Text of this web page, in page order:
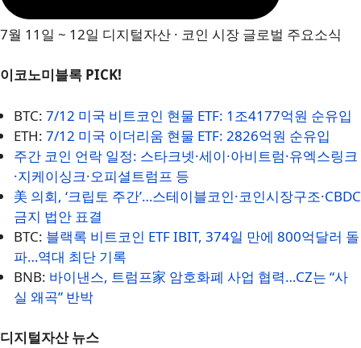
7월 11일 ~ 12일 디지털자산 · 코인 시장 글로벌 주요소식
이코노미블록 PICK!
BTC: 7/12 미국 비트코인 현물 ETF: 1조4177억원 순유입
ETH: 7/12 미국 이더리움 현물 ETF: 2826억원 순유입
주간 코인 언락 일정: 스타크넷·세이·아비트럼·유엑스링크
·지케이싱크·오피셜트럼프 등
美 의회, ‘크립토 주간’…스테이블코인·코인시장구조·CBDC
금지 법안 표결
BTC: 블랙록 비트코인 ETF IBIT, 374일 만에 800억달러 돌
파…역대 최단 기록
BNB: 바이낸스, 트럼프家 암호화폐 사업 협력…CZ는 “사
실 왜곡” 반박
디지털자산 뉴스